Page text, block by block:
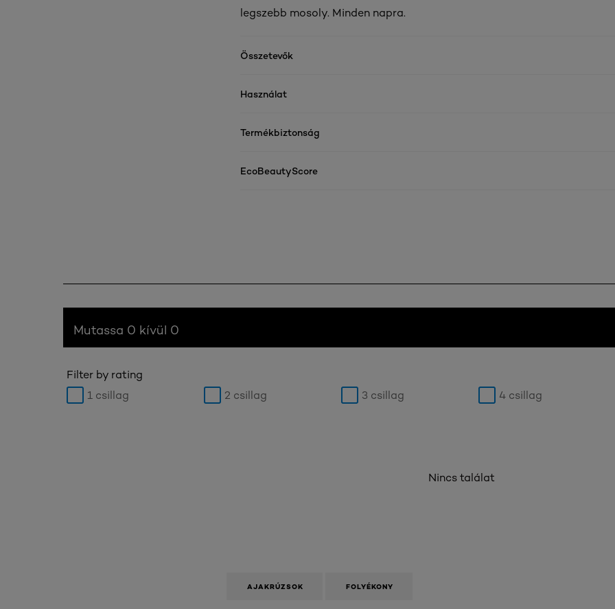
legszebb mosoly. Minden napra.
Összetevők
Használat
Termékbiztonság
EcoBeautyScore
Mutassa 0 kívül 0
Filter by rating
1 csillag
2 csillag 3 csillag 4 csillag
Nincs találat
AJAKRÚZSOK FOLYÉKONY